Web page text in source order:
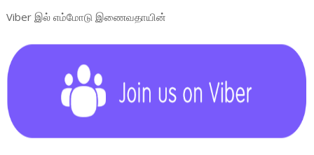
Viber இல் எம்மோடு இணைவதாயின்